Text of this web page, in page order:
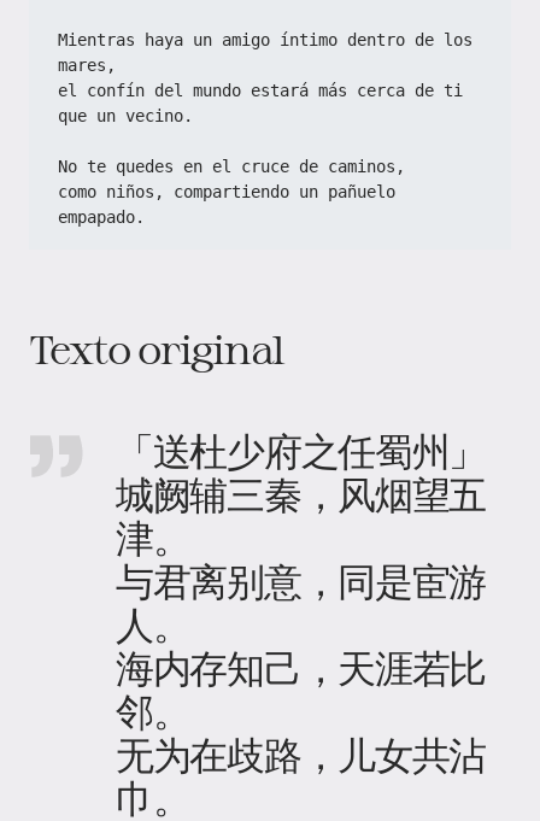
Mientras haya un amigo íntimo dentro de los
mares,
el confín del mundo estará más cerca de ti
que un vecino.
No te quedes en el cruce de caminos,
como niños, compartiendo un pañuelo
empapado.
Texto original
「送杜少府之任蜀州」
城阙辅三秦，风烟望五
津。
与君离别意，同是宦游
人。
海内存知己，天涯若比
邻。
无为在歧路，儿女共沾
巾。